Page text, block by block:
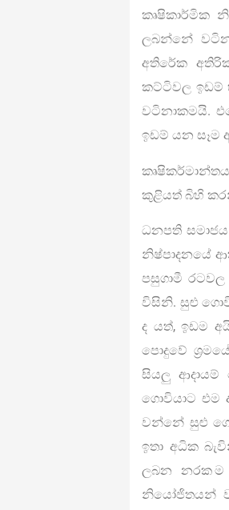
කෘෂිකාර්මික
ලබන්නේ
අතිරේක
කට්ටිවල ඉඩම්
වටිනාකමයි.
ඉඩම් යන සෑම
කුළියත් බිහි
ධනපති
නිෂ්පාදනයේ
පසුගාමී
විසිනි. සුළු
ද යත්, ඉඩම
පොදුවේ
සියලු ආදායම්
ගොවියාට එම
වන්නේ සුළු
ඉතා අධික
ලබන නරක ම
නියෝජිතයන්